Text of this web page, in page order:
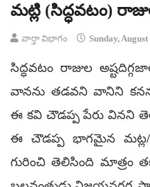
మట్లి (సిద్ధవటం)
వార్తా విభాగం Sunday,
సిద్ధవటం రాజుల
వానను తడవని వానిని
ఈ కవి చౌడప్ప పేరు వినని
ఈ చౌడప్ప భాగమైన మట్ల/
గురించి తెలిసింది మాత్రం